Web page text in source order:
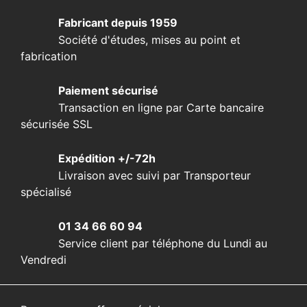
Fabricant depuis 1959
Société d'études, mises au point et
fabrication
Paiement sécurisé
Transaction en ligne par Carte bancaire
sécurisée SSL
Expédition +/-72h
Livraison avec suivi par Transporteur
spécialisé
01 34 66 60 94
Service client par téléphone du Lundi au
Vendredi